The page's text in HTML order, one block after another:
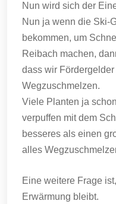
Nun wird sich der
Nun ja wenn die Ski-
bekommen, um
Reibach machen,
dass wir
Wegzuschmelzen.
Viele Planten ja
verpuffen mit dem
besseres als einen
alles
Eine weitere Frage
Erwärmung bleibt.